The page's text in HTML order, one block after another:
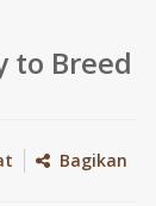
to Breed
Bagikan